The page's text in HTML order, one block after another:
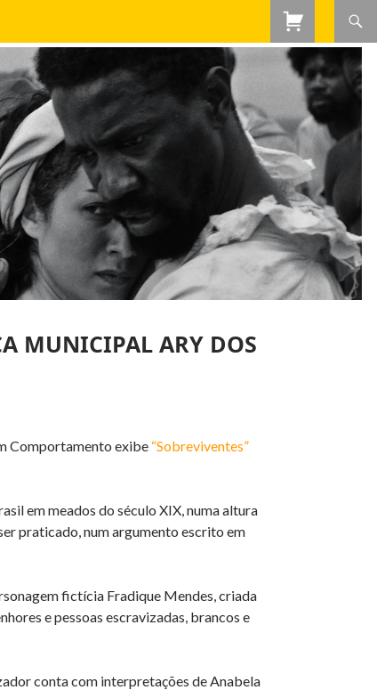
MUNICIPAL ARY DOS
Comportamento exibe “Sobreviventes”
em meados do século XIX, numa altura
praticado, num argumento escrito em
fictícia Fradique Mendes, criada
e pessoas escravizadas, brancos e
conta com interpretações de Anabela